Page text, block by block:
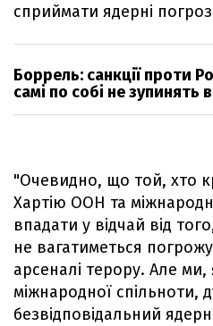
сприймати ядерні
Боррель: санкції проти
самі по собі не зупинять
"Очевидно, що той, хто
Хартію ООН та
впадати у відчай від
не вагатиметься
арсеналі терору. Але ми,
міжнародної спільноти,
безвідповідальний